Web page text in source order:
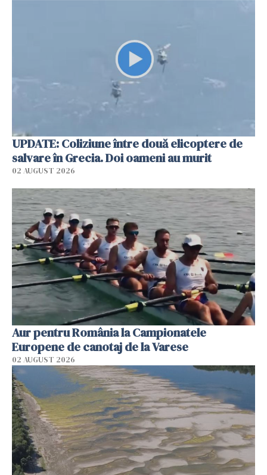
UPDATE: Coliziune între două elicoptere de
salvare în Grecia. Doi oameni au murit
02 AUGUST 2026
Aur pentru România la Campionatele
Europene de canotaj de la Varese
02 AUGUST 2026